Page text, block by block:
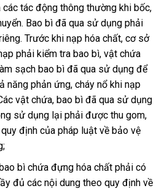
tác động thông thường khi bốc,
Bao bì đã qua sử dụng phải
Trước khi nạp hóa chất, cơ sở
phải kiểm tra bao bì, vật chứa
sạch bao bì đã qua sử dụng để
năng phản ứng, cháy nổ khi nạp
vật chứa, bao bì đã qua sử dụng
sử dụng lại phải được thu gom,
định của pháp luật về bảo vệ
bì chứa đựng hóa chất phải có
đủ các nội dung theo quy định về